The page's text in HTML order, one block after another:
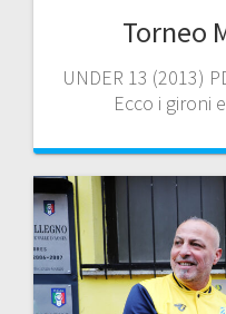
Torneo
UNDER 13 (2013)
Ecco i gironi